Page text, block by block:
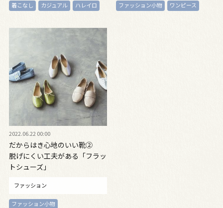
着こなし カジュアル ハレイロ ファッション小物 ワンピース
2022.06.22 00:00
だからはき心地のいい靴②
脱げにくい工夫がある「フラッ
トシューズ」
ファッション
ファッション小物